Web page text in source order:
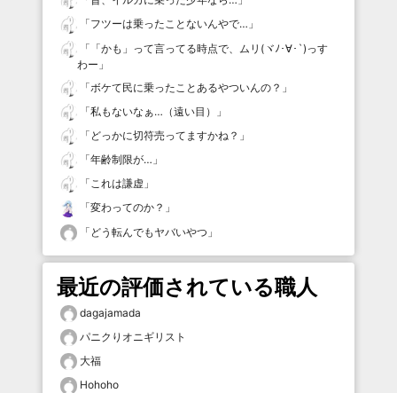
「フツーは乗ったことないんやで… 」
「 「かも」って言ってる時点で、ムリ(ヾﾉ･∀･`)っす
わー 」
「ボケて民に乗ったことあるやついんの？ 」
「私もないなぁ…（遠い目）
」
「 どっかに切符売ってますかね？ 」
「年齢制限が… 」
「これは謙虚 」
「変わってのか？ 」
「 どう転んでもヤバいやつ 」
最近の評価されている職人
dagajamada
パニクりオニギリスト
大福
Hohoho